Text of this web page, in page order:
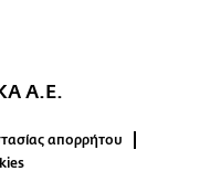
Α.Ε.
απορρήτου